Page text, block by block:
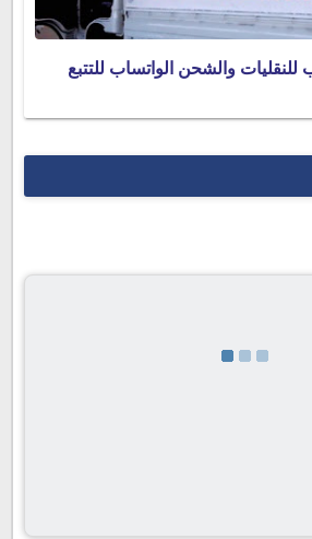
والشحن الواتساب للتتبع